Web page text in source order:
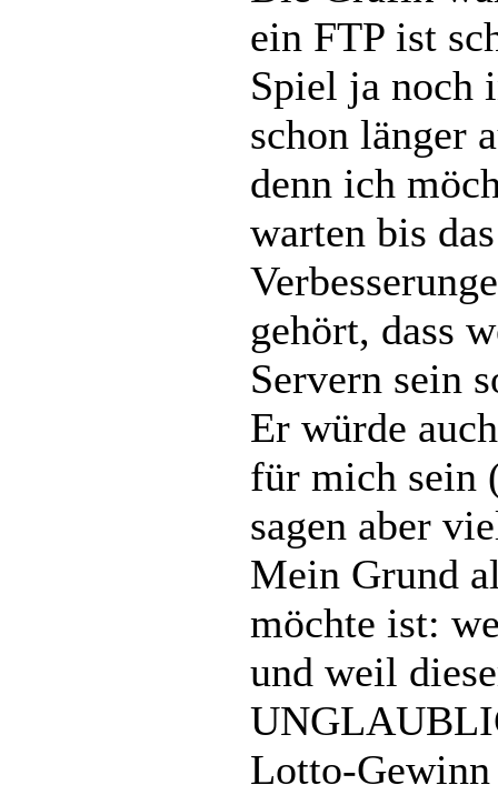
ein FTP ist
Spiel ja noch
schon länger
denn ich
warten bis
gehört, dass
Servern sein
Er würde
für mich sein
sagen aber
Mein Grund
möchte ist:
und weil
Lotto-